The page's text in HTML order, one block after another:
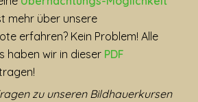
mehr über unsere
erfahren? Kein Problem! Alle
haben wir in dieser PDF
zu unseren Bildhauerkursen